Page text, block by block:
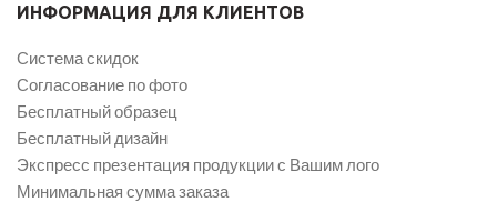
ИНФОРМАЦИЯ ДЛЯ КЛИЕНТОВ
Система скидок
Согласование по фото
Бесплатный образец
Бесплатный дизайн
Экспресс презентация продукции с Вашим лого
Минимальная сумма заказа